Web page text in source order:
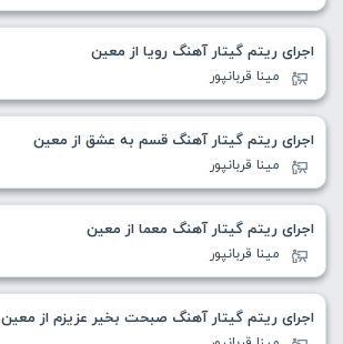
اجرای ریتم گیتار آهنگ رویا از معین
مینا قربانپور
اجرای ریتم گیتار آهنگ قسم به عشق از معین
مینا قربانپور
اجرای ریتم گیتار آهنگ معما از معین
مینا قربانپور
اجرای ریتم گیتار آهنگ صبحت بخیر عزیزم از معین